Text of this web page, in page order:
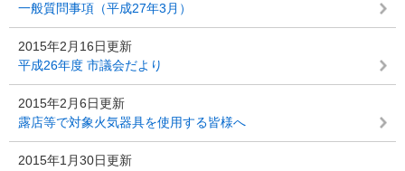
一般質問事項（平成27年3月）
2015年2月16日更新
平成26年度 市議会だより
2015年2月6日更新
露店等で対象火気器具を使用する皆様へ
2015年1月30日更新